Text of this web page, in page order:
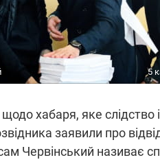
5
хабаря, яке
заявили про
Червінський називає